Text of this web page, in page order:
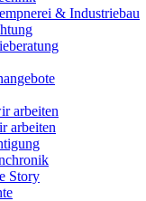
& Industriebau
arbeiten
arbeiten
Story